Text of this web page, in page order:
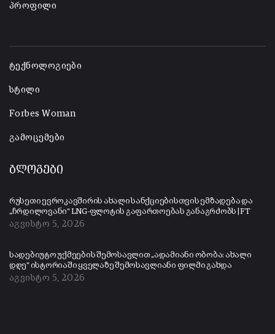
პროფილი
ტექნოლოგიები
სტილი
Forbes Woman
გამოცემები
ბლოგები
რუსეთი ევროკავშირის ახალი სანქციებისთვის ემზადება და
„ჩრდილოვანი“ LNG-ფლოტის გაფართოებას განაგრძობს | FT
აგვისტო 5, 2026
სადებიუტო უქმეების შემოსავლით „ადამიანი ობობა: ახალი
დღე“ ისტორიაში ყველაზე შემოსავლიანი ფილმი გახდა
აგვისტო 5, 2026